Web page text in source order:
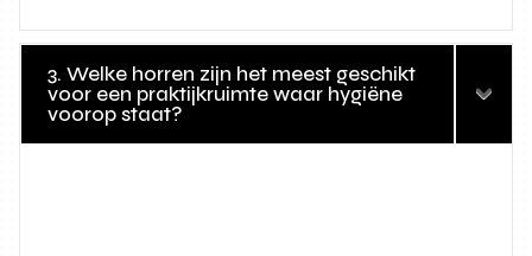
3. Welke horren zijn het meest geschikt
voor een praktijkruimte waar hygiëne
voorop staat?